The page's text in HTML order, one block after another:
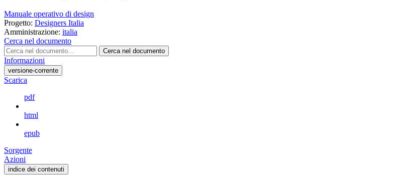
Manuale operativo di design
Progetto: Designers Italia
Amministrazione: italia
Cerca nel documento
Cerca nel documento
Informazioni
versione-corrente
Scarica
pdf
html
epub
Sorgente
Azioni
indice dei contenuti